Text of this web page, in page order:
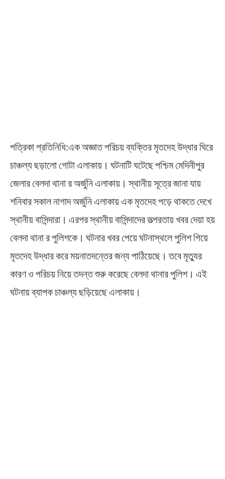
পত্রিকা প্রতিনিধি:এক অজ্ঞাত পরিচয় ব্যক্তির মৃতদেহ উদ্ধার ঘিরে
চাঞ্চল্য ছড়ালো গোটা এলাকায়। ঘটনাটি ঘটেছে পশ্চিম মেদিনীপুর
জেলার বেলদা থানা র অর্জুনি এলাকায়। স্থানীয় সূত্রে জানা যায়
শনিবার সকাল নাগাদ অর্জুনি এলাকায় এক মৃতদেহ পড়ে থাকতে দেখে
স্থানীয় বাসিন্দারা। এরপর স্থানীয় বাসিন্দাদের তত্‍পরতায় খবর দেয়া হয়
বেলদা থানা র পুলিশকে। ঘটনার খবর পেয়ে ঘটনাস্থলে পুলিশ গিয়ে
মৃতদেহ উদ্ধার করে ময়নাতদন্তের জন্য পাঠিয়েছে। তবে মৃত্যুর
কারণ ও পরিচয় নিয়ে তদন্ত শুরু করেছে বেলদা থানার পুলিশ। এই
ঘটনায় ব্যাপক চাঞ্চল্য ছড়িয়েছে এলাকায়।